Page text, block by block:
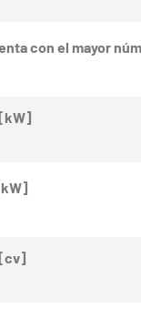
con el mayor